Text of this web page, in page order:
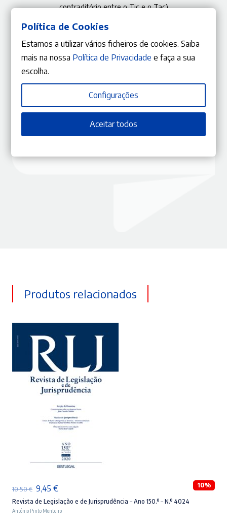
contraditório entre o Tic e o Tac)
Editora
Gestlegal
Edição
Janeiro – Fevereiro 2019
Produtos relacionados
10,50€ O
preço
original
9,45 €O
preço
atual
10%
Revista de Legislação e de Jurisprudência – Ano 150.º – N.º 4024
António Pinto Monteiro
Política de Cookies
Estamos a utilizar vários ficheiros de cookies. Saiba
mais na nossa Política de Privacidade e faça a sua
escolha.
Configurações
Aceitar todos